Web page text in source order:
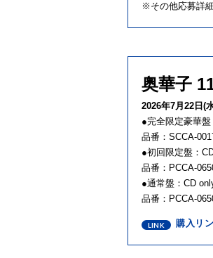
※その他応募詳
奥華子
2026年7月22日(
●完全限定豪華
品番：SCCA-
●初回限定盤：
品番：PCCA-
●通常盤：CD
品番：PCCA-
購入リ